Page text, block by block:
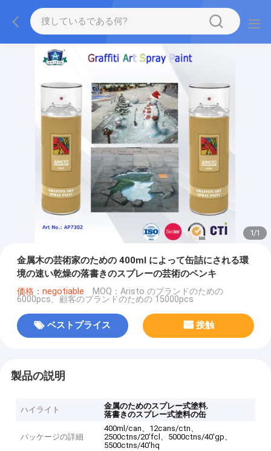
1/1
金属木の芸術家のための 400ml によって缶詰にされる環
境の速い乾燥の落書きのスプレーの芸術のペンキ
価格：negotiable MOQ：Aristo のブランドのための
6000pcs、顧客のブランドのための 15000pcs
ベストプライス 接触
製品の説明
ハイライト 金属のためのスプレー式塗料,
落書きのスプレー式塗料の缶
パッケージの詳細
400ml/can、12cans/ctn、
2500ctns/20'fcl、5000ctns/40'gp、
5500ctns/40'hq